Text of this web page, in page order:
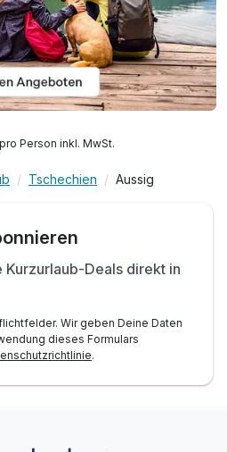
Person inkl. MwSt.
Tschechien Aussig
Kurzurlaub-Deals direkt in
Wir geben Deine Daten
dieses Formulars
.